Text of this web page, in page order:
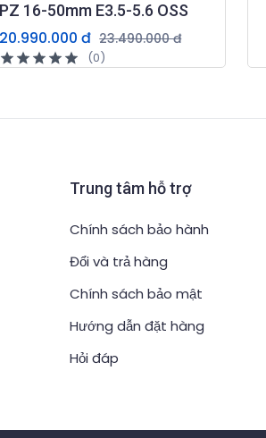
PZ 16-50mm E3.5-5.6 OSS
20.990.000 đ 23.490.000 đ
(0)
Trung tâm hỗ trợ
Chính sách bảo hành
Đổi và trả hàng
Chính sách bảo mật
Hướng dẫn đặt hàng
Hỏi đáp